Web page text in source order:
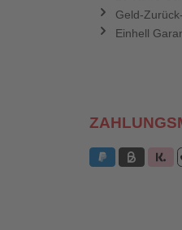
Geld-
Einhell